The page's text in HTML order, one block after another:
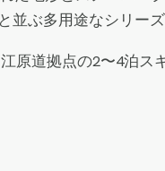
ぶ多用途なシリー
原道拠点の2〜4泊ス